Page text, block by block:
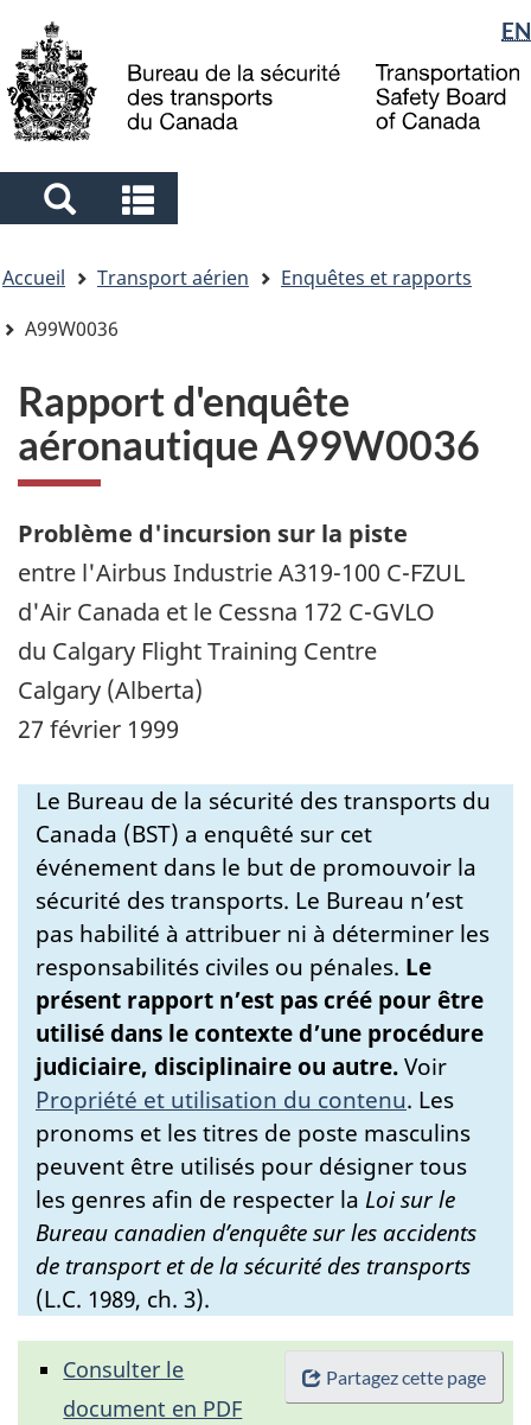
to
main
to
"About
government"
à
la
Sélection
de
la
langue
EN
Search
and
menus
and
menus
êtes
ici
Accueil Transport aérien
Enquêtes et rapports
A99W0036
Rapport d'enquête
aéronautique A99W0036
Problème d'incursion sur la piste
entre l'Airbus Industrie A319-100 C-FZUL
d'Air Canada et le Cessna 172 C-GVLO
du Calgary Flight Training Centre
Calgary (Alberta)
27 février 1999
Le Bureau de la sécurité des transports du
Canada (BST) a enquêté sur cet
événement dans le but de promouvoir la
sécurité des transports. Le Bureau n’est
pas habilité à attribuer ni à déterminer les
responsabilités civiles ou pénales. Le
présent rapport n’est pas créé pour être
utilisé dans le contexte d’une procédure
judiciaire, disciplinaire ou autre.Voir
Propriété et utilisation du contenu. Les
pronoms et les titres de poste masculins
peuvent être utilisés pour désigner tous
les genres afin de respecter la Loi sur le
Bureau canadien d’enquête sur les accidents
de transport et de la sécurité des transports
(L.C. 1989, ch. 3).
Partagez cette page
Consulter le
document en PDF